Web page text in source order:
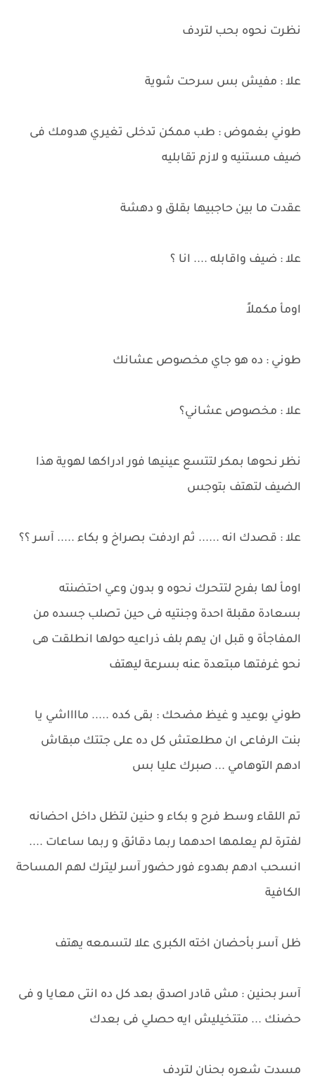
نظرت نحوه بحب لتردف
علا : مفيش بس سرحت شوية
طوني بغموض : طب ممكن تدخلى تغيري هدومك فى
ضيف مستنيه و لازم تقابليه
عقدت ما بين حاجبيها بقلق و دهشة
علا : ضيف واقابله .... انا ؟
اومأ مكملاً
طوني : ده هو جاي مخصوص عشانك
علا : مخصوص عشاني؟
نظر نحوها بمكر لتتسع عينيها فور ادراكها لهوية هذا
الضيف لتهتف بتوجس
علا : قصدك انه ...... ثم اردفت بصراخ و بكاء ..... آسر ؟؟
اومأ لها بفرح لتتحرك نحوه و بدون وعي احتضنته
بسعادة مقبلة احدة وجنتيه فى حين تصلب جسده من
المفاجأة و قبل ان يهم بلف ذراعيه حولها انطلقت هى
نحو غرفتها مبتعدة عنه بسرعة ليهتف
طوني بوعيد و غيظ مضحك : بقى كده ..... مااااشي يا
بنت الرفاعى ان مطلعتش كل ده على جتتك مبقاش
ادهم التوهامي ... صبرك عليا بس
تم اللقاء وسط فرح و بكاء و حنين لتظل داخل احضانه
لفترة لم يعلمها احدهما ربما دقائق و ربما ساعات ....
انسحب ادهم بهدوء فور حضور آسر ليترك لهم المساحة
الكافية
ظل آسر بأحضان اخته الكبرى علا لتسمعه يهتف
آسر بحنين : مش قادر اصدق بعد كل ده انتى معايا و فى
حضنك ... متتخيليش ايه حصلي فى بعدك
مسدت شعره بحنان لتردف